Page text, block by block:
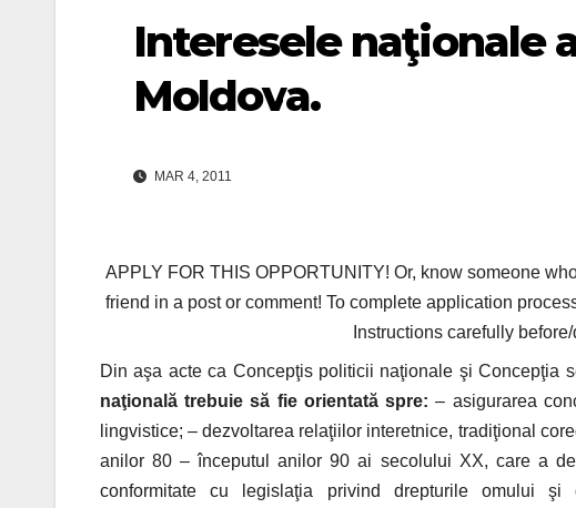
Interesele naţionale
Moldova.
MAR 4, 2011
APPLY FOR THIS OPPORTUNITY! Or, know someone
friend in a post or comment! To complete application
Instructions carefully
Din aşa acte ca Concepţis politicii naţionale şi Concepţia
naţională trebuie să fie orientată spre:– asigurarea
lingvistice; – dezvoltarea relaţiilor interetnice, tradiţional
anilor 80 – începutul anilor 90 ai secolului XX, care a
conformitate cu legislaţia privind drepturile omului şi